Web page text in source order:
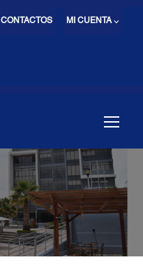
MI CUENTA ⌵
CONTACTOS